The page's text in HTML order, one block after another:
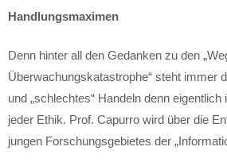
Handlungsmaximen
Denn hinter all den Gedanken zu den
Überwachungskatastrophe“ steht immer
und „schlechtes“ Handeln denn
jeder Ethik. Prof. Capurro wird über die
jungen Forschungsgebietes der